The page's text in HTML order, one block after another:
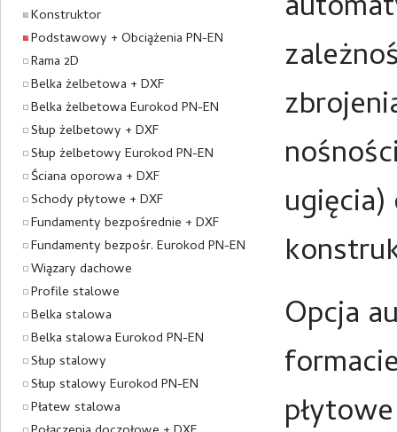
Konstruktor
Podstawowy + Obciążenia PN-EN
Rama 2D
Belka żelbetowa + DXF
Belka żelbetowa Eurokod PN-EN
Słup żelbetowy + DXF
Słup żelbetowy Eurokod PN-EN
Ściana oporowa + DXF
Schody płytowe + DXF
Fundamenty bezpośrednie + DXF
Fundamenty bezpośr. Eurokod PN-EN
Wiązary dachowe
Profile stalowe
Belka stalowa
Belka stalowa Eurokod PN-EN
Słup stalowy
Słup stalowy Eurokod PN-EN
Płatew stalowa
Opcja